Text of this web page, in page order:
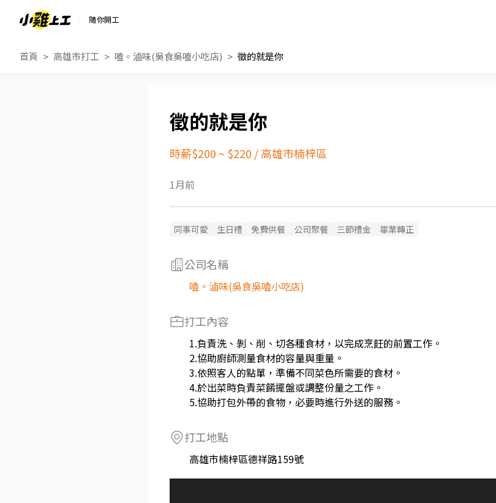
隨你開工
首頁 高雄市打工 嗑。滷味(吳食吳嗑小吃店) 徵的就是你
徵的就是你
時薪$200 ~ $220 /高雄市楠梓區
1月前
同事可愛 生日禮 免費供餐 公司聚餐 三節禮金 畢業轉正
公司名稱
嗑。滷味(吳食吳嗑小吃店)
打工內容
1.負責洗、剝、削、切各種食材，以完成烹飪的前置工作。
2.協助廚師測量食材的容量與重量。
3.依照客人的點單，準備不同菜色所需要的食材。
4.於出菜時負責菜餚擺盤或調整份量之工作。
5.協助打包外帶的食物，必要時進行外送的服務。
打工地點
高雄市楠梓區德祥路159號